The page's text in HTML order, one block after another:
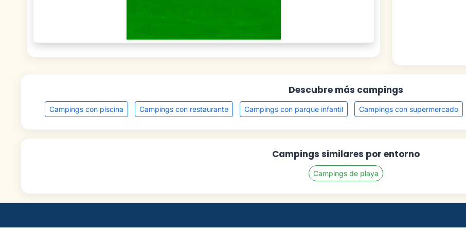
Descubre más campings
Campings con piscina Campings con restaurante Campings con parque infantil Campings con supermercado
Campings similares por entorno
Campings de playa